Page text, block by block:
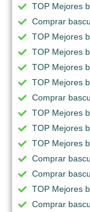
TOP Mejores
Comprar
TOP Mejores
TOP Mejores
TOP Mejores
TOP Mejores
Comprar
TOP Mejores
TOP Mejores
TOP Mejores
Comprar
Comprar
TOP Mejores
Comprar